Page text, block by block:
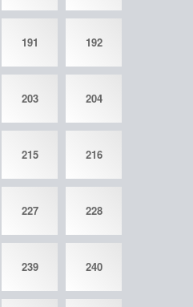
191 192
203 204
215 216
227 228
239 240